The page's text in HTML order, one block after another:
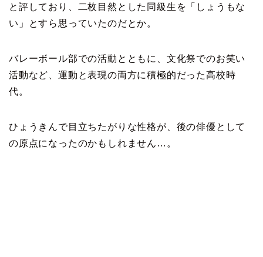
と評しており、二枚目然とした同級生を「しょうもな
い」とすら思っていたのだとか。
バレーボール部での活動とともに、文化祭でのお笑い
活動など、運動と表現の両方に積極的だった高校時
代。
ひょうきんで目立ちたがりな性格が、後の俳優として
の原点になったのかもしれません…。